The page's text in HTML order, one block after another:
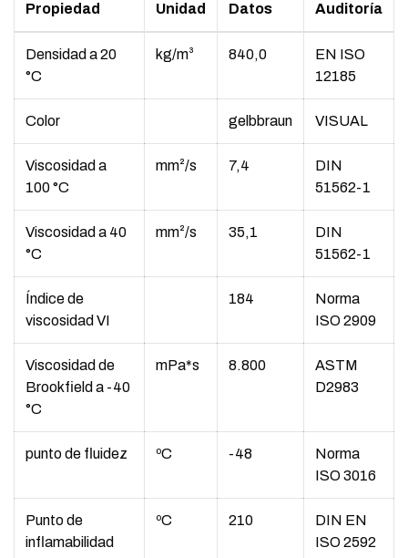
Propiedad Unidad Datos Auditoría
Densidad a 20
°C
kg/m³ 840,0
EN ISO
12185
Color gelbbraun VISUAL
Viscosidad a
100 °C
mm²/s 7,4
DIN
51562-1
Viscosidad a 40
°C
mm²/s 35,1
DIN
51562-1
Índice de
viscosidad VI
184
Norma
ISO 2909
Viscosidad de
Brookfield a -40
°C
mPa*s 8.800
ASTM
D2983
punto de fluidez ºC -48
Norma
ISO 3016
Punto de
inflamabilidad
ºC 210
DIN EN
ISO 2592